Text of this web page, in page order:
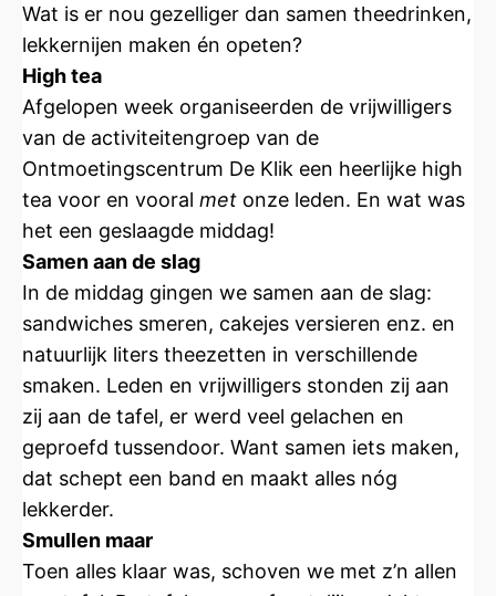
Wat is er nou gezelliger dan samen theedrinken,
lekkernijen maken én opeten?
High tea
Afgelopen week organiseerden de vrijwilligers
van de activiteitengroep van de
Ontmoetingscentrum De Klik een heerlijke high
tea voor en vooral met onze leden. En wat was
het een geslaagde middag!
Samen aan de slag
In de middag gingen we samen aan de slag:
sandwiches smeren, cakejes versieren enz. en
natuurlijk liters theezetten in verschillende
smaken. Leden en vrijwilligers stonden zij aan
zij aan de tafel, er werd veel gelachen en
geproefd tussendoor. Want samen iets maken,
dat schept een band en maakt alles nóg
lekkerder.
Smullen maar
Toen alles klaar was, schoven we met z’n allen